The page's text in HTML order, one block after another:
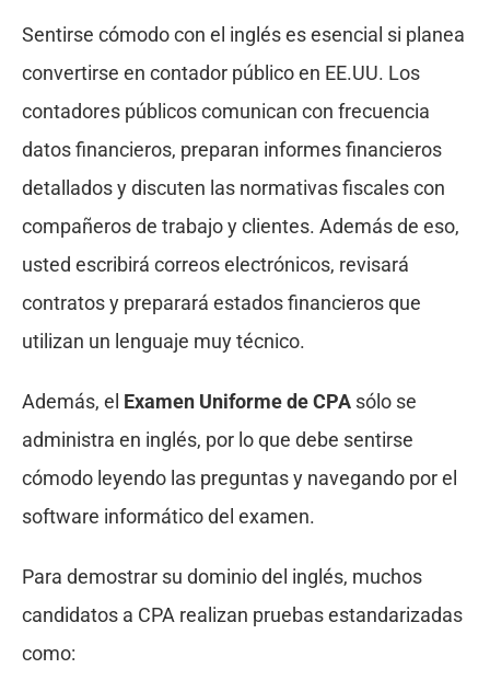
Sentirse cómodo con el inglés es esencial si planea
convertirse en contador público en EE.UU. Los
contadores públicos comunican con frecuencia
datos financieros, preparan informes financieros
detallados y discuten las normativas fiscales con
compañeros de trabajo y clientes. Además de eso,
usted escribirá correos electrónicos, revisará
contratos y preparará estados financieros que
utilizan un lenguaje muy técnico.
Además, el Examen Uniforme de CPA sólo se
administra en inglés, por lo que debe sentirse
cómodo leyendo las preguntas y navegando por el
software informático del examen.
Para demostrar su dominio del inglés, muchos
candidatos a CPA realizan pruebas estandarizadas
como: